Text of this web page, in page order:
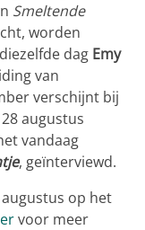
Smeltende
worden
dag Emy
van
verschijnt bij
augustus
vandaag
, geïnterviewd.
op het
voor meer